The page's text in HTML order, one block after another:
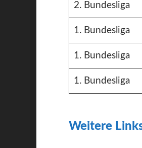
2. Bundesliga
1. Bundesliga
1. Bundesliga
1. Bundesliga
Weitere